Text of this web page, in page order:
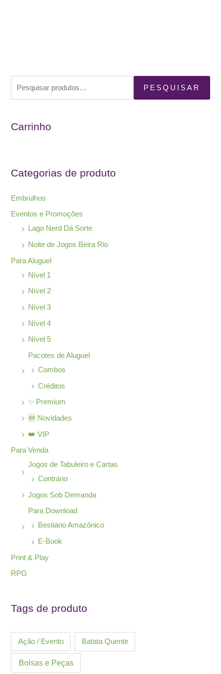
q
s
r
p
PESQUISAR
Carrinho
Categorias de produto
Embrulhos
Eventos e Promoções
Lago Nerd Dá Sorte
Noite de Jogos Beira Rio
Para Aluguel
Nível 1
Nível 2
Nível 3
Nível 4
Nível 5
Pacotes de Aluguel
Combos
Créditos
✨ Premium
🆕 Novidades
👑 VIP
Para Venda
Jogos de Tabuleiro e Cartas
Contrário
Jogos Sob Demanda
Para Download
Bestiário Amazônico
E-Book
Print & Play
RPG
Tags de produto
Ação / Evento Batata Quente
Bolsas e Peças